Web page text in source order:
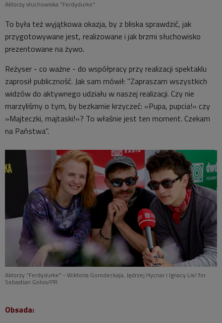
Aktorzy słuchowiska "Ferdydurke"
To była też wyjątkowa okazja, by z bliska sprawdzić, jak
przygotowywane jest, realizowane i jak brzmi słuchowisko
prezentowane na żywo.
Reżyser - co ważne - do współpracy przy realizacji spektaklu
zaprosił publiczność. Jak sam mówił: "Zapraszam wszystkich
widzów do aktywnego udziału w naszej realizacji. Czy nie
marzyliśmy o tym, by bezkarnie krzyczeć: »Pupa, pupcia!« czy
»Majteczki, majtaski!«? To właśnie jest ten moment. Czekam
na Państwa".
Aktorzy "Ferdydurke" - Wiktoria Gorodeckaja, Jędrzej Hycnar i Ignacy Lis/ for.
Sebastian Gołos/PR
Obsada: